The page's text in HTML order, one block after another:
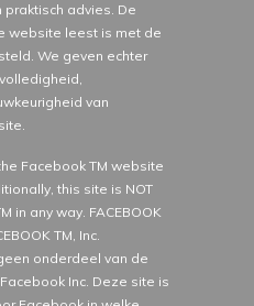
advies. De
website leest is met de
We geven echter
van
Facebook TM website
this site is NOT
in any way. FACEBOOK
TM, Inc.
onderdeel van de
Inc. Deze site is